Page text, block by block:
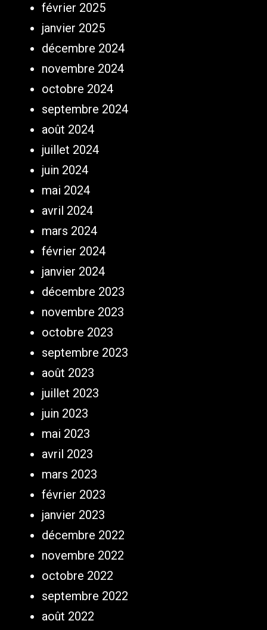
février 2025
janvier 2025
décembre 2024
novembre 2024
octobre 2024
septembre 2024
août 2024
juillet 2024
juin 2024
mai 2024
avril 2024
mars 2024
février 2024
janvier 2024
décembre 2023
novembre 2023
octobre 2023
septembre 2023
août 2023
juillet 2023
juin 2023
mai 2023
avril 2023
mars 2023
février 2023
janvier 2023
décembre 2022
novembre 2022
octobre 2022
septembre 2022
août 2022